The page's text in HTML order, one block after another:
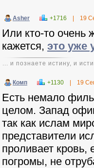
Asher +1716 19
Или кто-то очень
кажется, это уже
... и познаете истину, и
Комп +1130 19
Есть немало
целом. Запад
так как ислам
представители
проливает кровь,
погромы, не